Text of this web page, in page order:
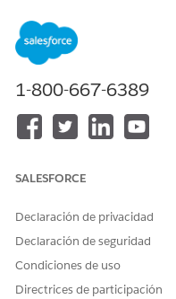
Disponible en: Lightning
Disponible en: Ediciones
Cloud para Customer
Life Sciences Customer
Configurar la
Integre Salesforce con
automáticamente
aplicaciones. Life
integración
gastos, que
1-800-667-6389
SALESFORCE
Declaración de privacidad
Declaración de seguridad
Condiciones de uso
Directrices de participación